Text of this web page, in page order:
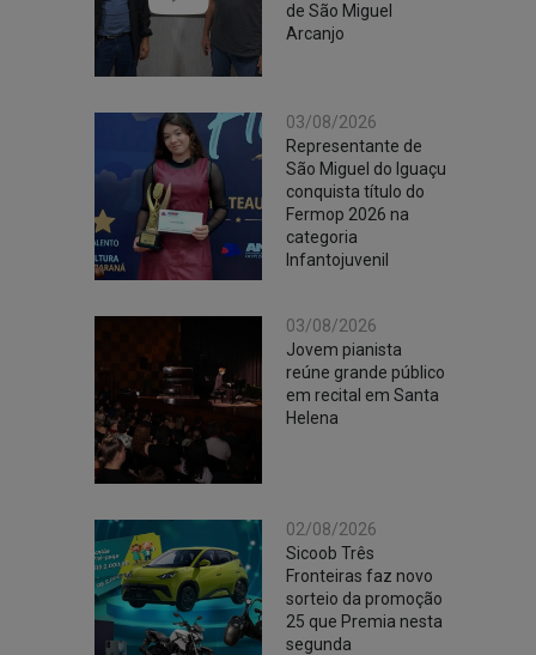
de São Miguel
Arcanjo
03/08/2026
Representante de
São Miguel do Iguaçu
conquista título do
Fermop 2026 na
categoria
Infantojuvenil
03/08/2026
Jovem pianista
reúne grande público
em recital em Santa
Helena
02/08/2026
Sicoob Três
Fronteiras faz novo
sorteio da promoção
25 que Premia nesta
segunda